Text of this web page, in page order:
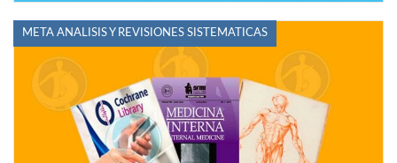
META ANALISIS Y REVISIONES SISTEMATICAS